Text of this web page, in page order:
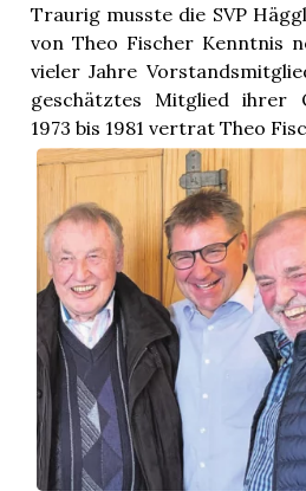
Traurig musste die SVP
von Theo Fischer Kenntnis
vieler Jahre
geschätztes Mitglied ihrer
1973 bis 1981 vertrat Theo